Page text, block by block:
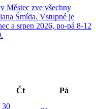
Městec zve všechny
Šmída. Vstupné je
a srpen 2026, po-pá 8-12
Čt Pá
30